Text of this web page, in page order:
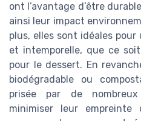
ont l’avantage d’être
ainsi leur impact
plus, elles sont idéales
et intemporelle, que ce
pour le dessert. En
biodégradable ou
prisée par de
minimiser leur empreinte